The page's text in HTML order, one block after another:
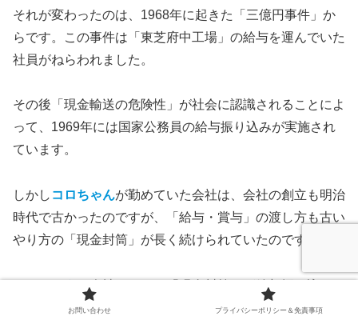
それが変わったのは、1968年に起きた「三億円事件」か
らです。この事件は「東芝府中工場」の給与を運んでいた
社員がねらわれました。
その後「現金輸送の危険性」が社会に認識されることによ
って、1969年には国家公務員の給与振り込みが実施され
ています。
しかし コロちゃんが勤めていた会社は、会社の創立も明治
時代で古かったのですが、「給与・賞与」の渡し方も古い
やり方の「現金封筒」が長く続けられていたのです。
の会社で、その「現金封筒」が給与振り込みに
変わった切っ掛けは、同業他社で起きた「窃盗事件」で
お問い合わせ プライバシーポリシー＆免責事項